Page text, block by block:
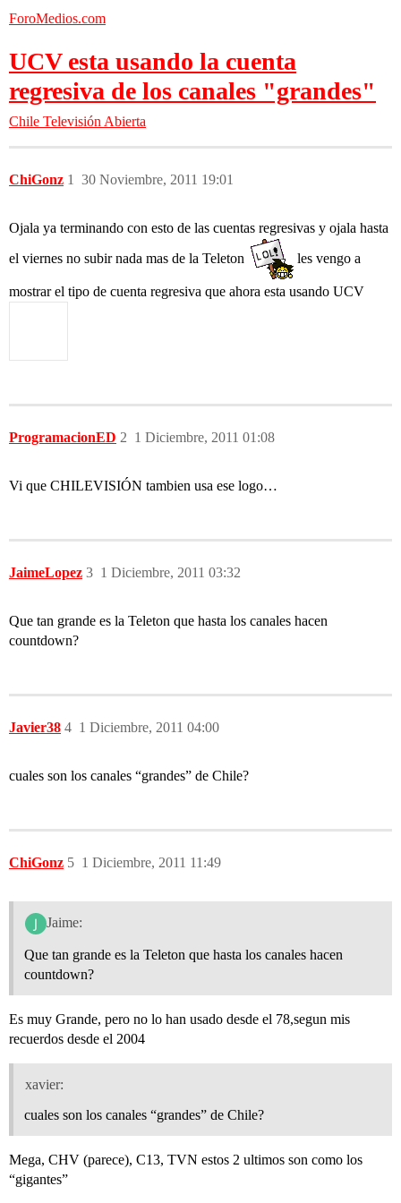
ForoMedios.com
UCV esta usando la cuenta
regresiva de los canales "grandes"
Chile Televisión Abierta
ChiGonz 30 Noviembre, 2011 19:01
1
Ojala ya terminando con esto de las cuentas regresivas y ojala hasta
el viernes no subir nada mas de la Teleton les vengo a
mostrar el tipo de cuenta regresiva que ahora esta usando UCV
ProgramacionED 1 Diciembre, 2011 01:08
2
Vi que CHILEVISIÓN tambien usa ese logo…
JaimeLopez 1 Diciembre, 2011 03:32
3
Que tan grande es la Teleton que hasta los canales hacen
countdown?
Javier38 1 Diciembre, 2011 04:00
4
cuales son los canales “grandes” de Chile?
ChiGonz 1 Diciembre, 2011 11:49
5
Jaime:
Que tan grande es la Teleton que hasta los canales hacen
countdown?
Es muy Grande, pero no lo han usado desde el 78,segun mis
recuerdos desde el 2004
xavier:
cuales son los canales “grandes” de Chile?
Mega, CHV (parece), C13, TVN estos 2 ultimos son como los
“gigantes”